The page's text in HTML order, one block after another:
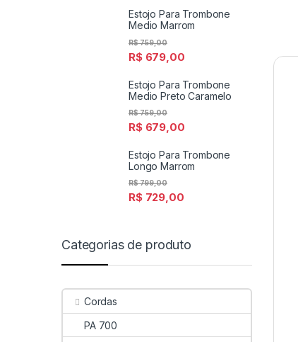
Estojo Para Trombone
Medio Marrom
R$679,00
R$759,00
Estojo Para Trombone
Medio Preto Caramelo
R$679,00
R$759,00
Estojo Para Trombone
Longo Marrom
R$729,00
R$799,00
Categorias de produto
Cordas
PA 700